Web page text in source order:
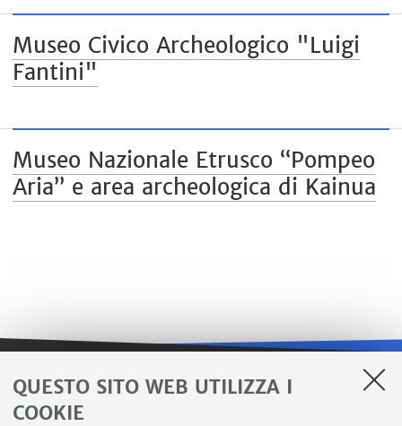
QUESTO SITO WEB UTILIZZA I
COOKIE
Museo Civico Archeologico "Luigi
Fantini"
Museo Nazionale Etrusco “Pompeo
Aria” e area archeologica di Kainua
LINK UTILI